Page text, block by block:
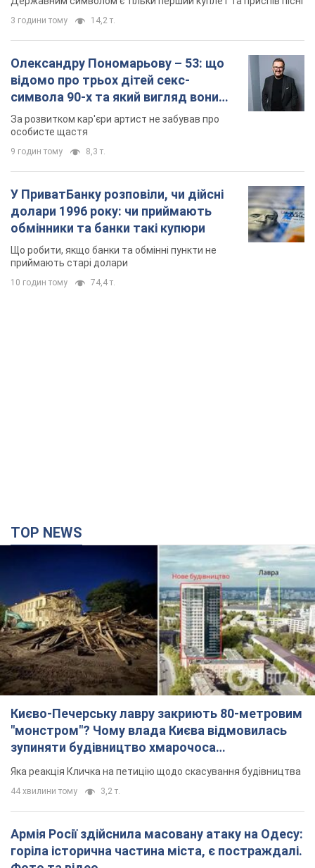
долари 1996 року: чи приймають
приймають старі долари
10 годин тому 74,4 т.
"монстром"? Чому влада Києва відмовилась
зупиняти будівництво хмарочоса
Яка реакція Кличка на петицію щодо скасування будівництва
44 хвилини тому 3,2 т.
Армія Росії здійснила масовану атаку на Одесу:
горіла історична частина міста, є постраждалі.
Фото та відео
Для терору ворог застосував ракети та дрони
2 години тому 51,7 т.
"Воюють проти продовольчої безпеки світу!"
Зеленський заявив, що армія Росії знову цілила
у порт в Одесі
Лише за тиждень проти України використали десятки ракет,
годину тому